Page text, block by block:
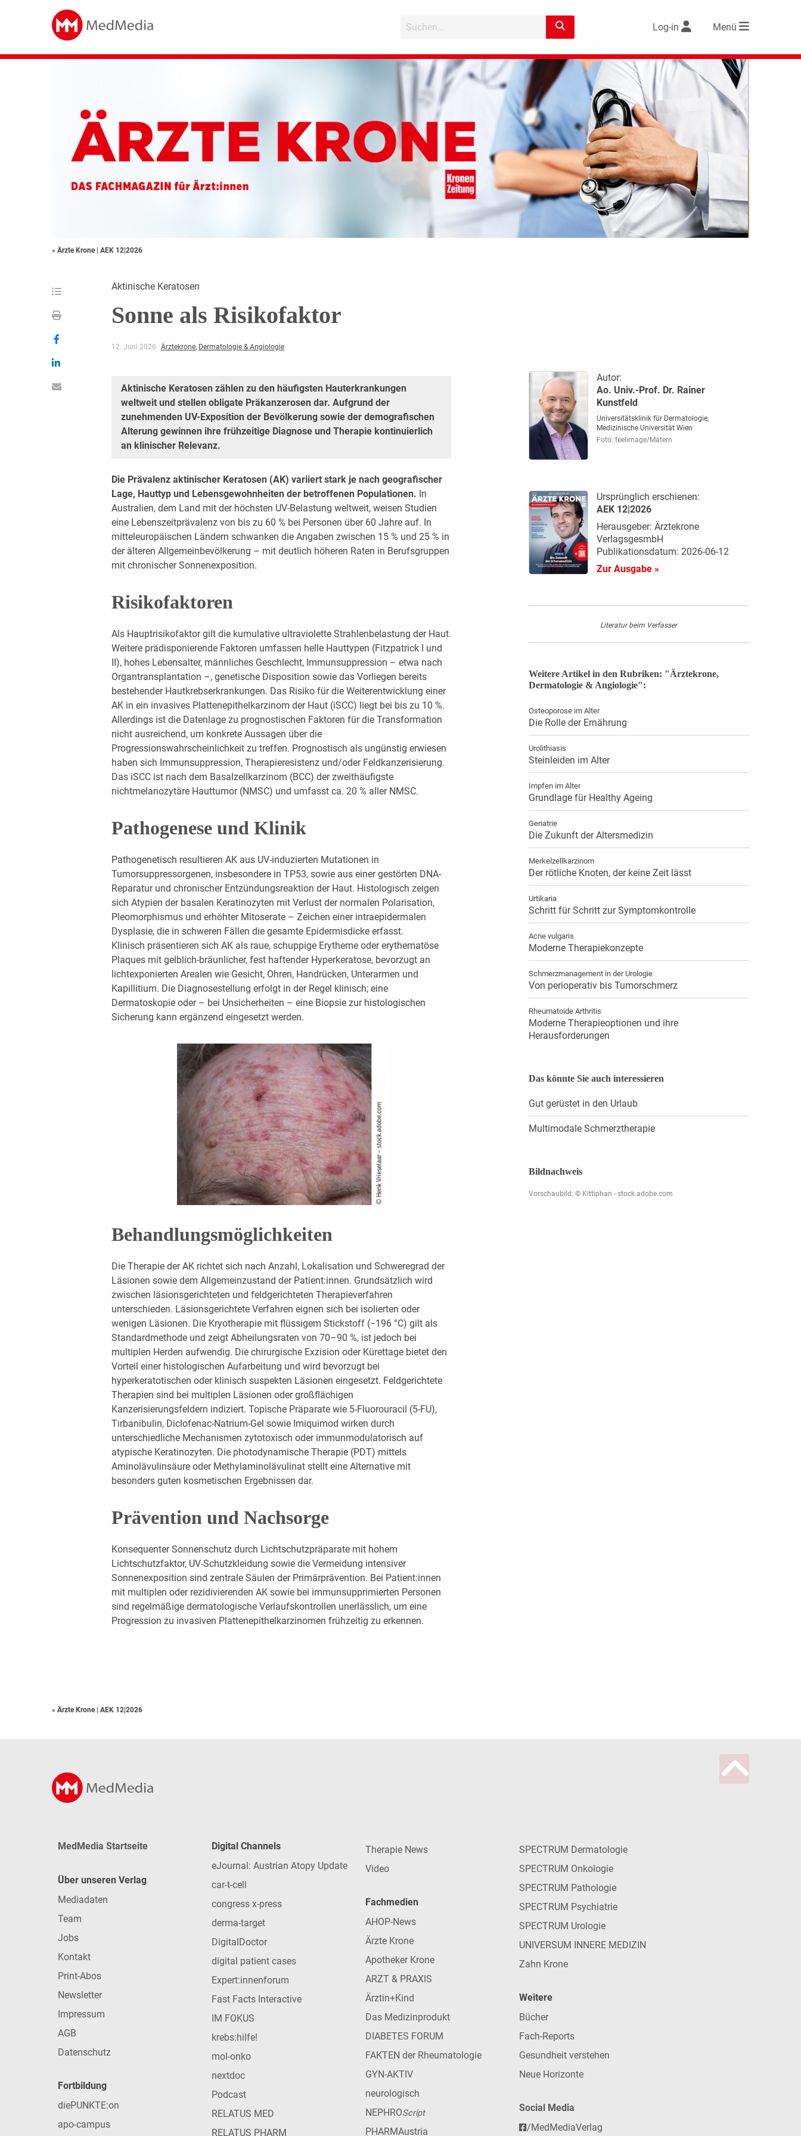
Log-in Menü
« Ärzte Krone | AEK 12|2026
Aktinische Keratosen
Sonne als Risikofaktor
12. Juni 2026 Ärztekrone, Dermatologie & Angiologie
Aktinische Keratosen zählen zu den häufigsten Hauterkrankungen
weltweit und stellen obligate Präkanzerosen dar. Aufgrund der
zunehmenden UV-Exposition der Bevölkerung sowie der demografischen
Alterung gewinnen ihre frühzeitige Diagnose und Therapie kontinuierlich
an klinischer Relevanz.
Die Prävalenz aktinischer Keratosen (AK) variiert stark je nach geografischer
Lage, Hauttyp und Lebensgewohnheiten der betroffenen Populationen. In
Australien, dem Land mit der höchsten UV-Belastung weltweit, weisen Studien
eine Lebenszeitprävalenz von bis zu 60 % bei Personen über 60 Jahre auf. In
mitteleuropäischen Ländern schwanken die Angaben zwischen 15 % und 25 % in
der älteren Allgemeinbevölkerung – mit deutlich höheren Raten in Berufsgruppen
mit chronischer Sonnenexposition.
Risikofaktoren
Als Hauptrisikofaktor gilt die kumulative ultraviolette Strahlenbelastung der Haut.
Weitere prädisponierende Faktoren umfassen helle Hauttypen (Fitzpatrick I und
II), hohes Lebensalter, männliches Geschlecht, Immunsuppression – etwa nach
Organtransplantation –, genetische Disposition sowie das Vorliegen bereits
bestehender Hautkrebserkrankungen. Das Risiko für die Weiterentwicklung einer
AK in ein invasives Plattenepithelkarzinom der Haut (iSCC) liegt bei bis zu 10 %.
Allerdings ist die Datenlage zu prognostischen Faktoren für die Transformation
nicht ausreichend, um konkrete Aussagen über die
Progressionswahrscheinlichkeit zu treffen. Prognostisch als ungünstig erwiesen
haben sich Immunsuppression, Therapieresistenz und/oder Feldkanzerisierung.
Das iSCC ist nach dem Basalzellkarzinom (BCC) der zweithäufigste
nichtmelanozytäre Hauttumor (NMSC) und umfasst ca. 20 % aller NMSC.
Pathogenese und Klinik
Pathogenetisch resultieren AK aus UV-induzierten Mutationen in
Tumorsuppressorgenen, insbesondere in TP53, sowie aus einer gestörten DNA-
Reparatur und chronischer Entzündungsreaktion der Haut. Histologisch zeigen
sich Atypien der basalen Keratinozyten mit Verlust der normalen Polarisation,
Pleomorphismus und erhöhter Mitoserate – Zeichen einer intraepidermalen
Dysplasie, die in schweren Fällen die gesamte Epidermisdicke erfasst.
Klinisch präsentieren sich AK als raue, schuppige Erytheme oder erythematöse
Plaques mit gelblich-bräunlicher, fest haftender Hyperkeratose, bevorzugt an
lichtexponierten Arealen wie Gesicht, Ohren, Handrücken, Unterarmen und
Kapillitium. Die Diagnosestellung erfolgt in der Regel klinisch; eine
Dermatoskopie oder – bei Unsicherheiten – eine Biopsie zur histologischen
Sicherung kann ergänzend eingesetzt werden.
Behandlungsmöglichkeiten
Die Therapie der AK richtet sich nach Anzahl, Lokalisation und Schweregrad der
Läsionen sowie dem Allgemeinzustand der Patient:innen. Grundsätzlich wird
zwischen läsionsgerichteten und feldgerichteten Therapieverfahren
unterschieden. Läsionsgerichtete Verfahren eignen sich bei isolierten oder
wenigen Läsionen. Die Kryotherapie mit flüssigem Stickstoff (−196 °C) gilt als
Standardmethode und zeigt Abheilungsraten von 70–90 %, ist jedoch bei
multiplen Herden aufwendig. Die chirurgische Exzision oder Kürettage bietet den
Vorteil einer histologischen Aufarbeitung und wird bevorzugt bei
hyperkeratotischen oder klinisch suspekten Läsionen eingesetzt. Feldgerichtete
Therapien sind bei multiplen Läsionen oder großflächigen
Kanzerisierungsfeldern indiziert. Topische Präparate wie 5-Fluorouracil (5-FU),
Tirbanibulin, Diclofenac-Natrium-Gel sowie Imiquimod wirken durch
unterschiedliche Mechanismen zytotoxisch oder immunmodulatorisch auf
atypische Keratinozyten. Die photodynamische Therapie (PDT) mittels
Aminolävulinsäure oder Methylaminolävulinat stellt eine Alternative mit
besonders guten kosmetischen Ergebnissen dar.
Prävention und Nachsorge
Konsequenter Sonnenschutz durch Lichtschutzpräparate mit hohem
Lichtschutzfaktor, UV-Schutzkleidung sowie die Vermeidung intensiver
Sonnenexposition sind zentrale Säulen der Primärprävention. Bei Patient:innen
mit multiplen oder rezidivierenden AK sowie bei immunsupprimierten Personen
sind regelmäßige dermatologische Verlaufskontrollen unerlässlich, um eine
Progression zu invasiven Plattenepithelkarzinomen frühzeitig zu erkennen.
Autor:
Ao. Univ.-Prof. Dr. Rainer
Kunstfeld
Universitätsklinik für Dermatologie,
Medizinische Universität Wien
Foto: feelimage/Matern
Ursprünglich erschienen:
AEK 12|2026
Herausgeber: Ärztekrone
VerlagsgesmbH
Publikationsdatum: 2026-06-12
Zur Ausgabe »
Literatur beim Verfasser
Weitere Artikel in den Rubriken: "Ärztekrone,
Dermatologie & Angiologie":
Osteoporose im Alter
Die Rolle der Ernährung
Urolithiasis
Steinleiden im Alter
Impfen im Alter
Grundlage für Healthy Ageing
Geriatrie
Die Zukunft der Altersmedizin
Merkelzellkarzinom
Der rötliche Knoten, der keine Zeit lässt
Urtikaria
Schritt für Schritt zur Symptomkontrolle
Acne vulgaris
Moderne Therapiekonzepte
Schmerzmanagement in der Urologie
Von perioperativ bis Tumorschmerz
Rheumatoide Arthritis
Moderne Therapieoptionen und ihre
Herausforderungen
Das könnte Sie auch interessieren
Gut gerüstet in den Urlaub
Multimodale Schmerztherapie
Bildnachweis
Vorschaubild: © Kittiphan - stock.adobe.com
« Ärzte Krone | AEK 12|2026
MedMedia Startseite
Über unseren Verlag
Mediadaten
Team
Jobs
Kontakt
Print-Abos
Newsletter
Impressum
AGB
Datenschutz
Fortbildung
diePUNKTE:on
apo-campus
Digital Channels
eJournal: Austrian Atopy Update
car-t-cell
congress x-press
derma-target
DigitalDoctor
digital patient cases
Expert:innenforum
Fast Facts Interactive
IM FOKUS
krebs:hilfe!
mol-onko
nextdoc
Podcast
RELATUS MED
RELATUS PHARM
Therapie News
Video
Fachmedien
AHOP-News
Ärzte Krone
Apotheker Krone
ARZT & PRAXIS
Ärztin+Kind
Das Medizinprodukt
DIABETES FORUM
FAKTEN der Rheumatologie
GYN-AKTIV
neurologisch
NEPHROScript
PHARMAustria
SPECTRUM Dermatologie
SPECTRUM Onkologie
SPECTRUM Pathologie
SPECTRUM Psychiatrie
SPECTRUM Urologie
UNIVERSUM INNERE MEDIZIN
Zahn Krone
Weitere
Bücher
Fach-Reports
Gesundheit verstehen
Neue Horizonte
Social Media
/MedMediaVerlag